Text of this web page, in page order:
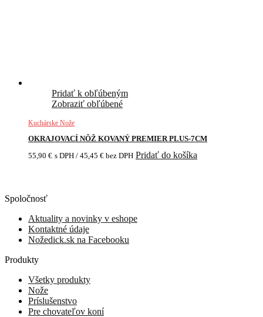
Pridať k obľúbeným
Zobraziť obľúbené
Kuchárske Nože
OKRAJOVACÍ NÔŽ KOVANÝ PREMIER PLUS-7CM
55,90 € s DPH / 45,45 € bez DPH Pridať do košíka
Spoločnosť
Aktuality a novinky v eshope
Kontaktné údaje
Nožedick.sk na Facebooku
Produkty
Všetky produkty
Nože
Príslušenstvo
Pre chovateľov koní